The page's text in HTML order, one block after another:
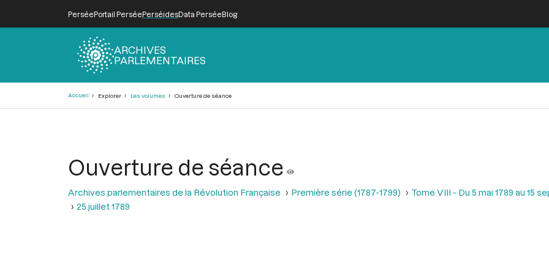
PerséePortail PerséePerséidesData PerséeBlog
ARCHIVES
PARLEMENTAIRES
Accueil Explorer Les volumes Ouverture de séance
Ouverture de séance
Archives parlementaires de la Révolution Française Première série (1787-1799) Tome VIII - Du 5 mai 1789 au 15
25 juillet 1789